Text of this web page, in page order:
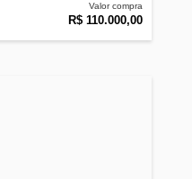
Valor compra
R$ 110.000,00